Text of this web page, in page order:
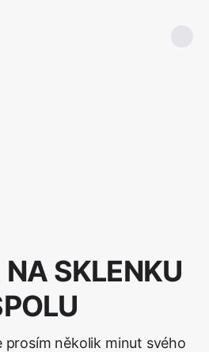
SKLENKU
prosím několik minut svého